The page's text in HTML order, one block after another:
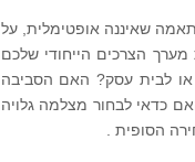
שאיננה אופטימלית, על
הצרכים הייחודי שלכם
לבית עסק? האם הסביבה
כדאי לבחור מצלמה גלויה
הסופית .